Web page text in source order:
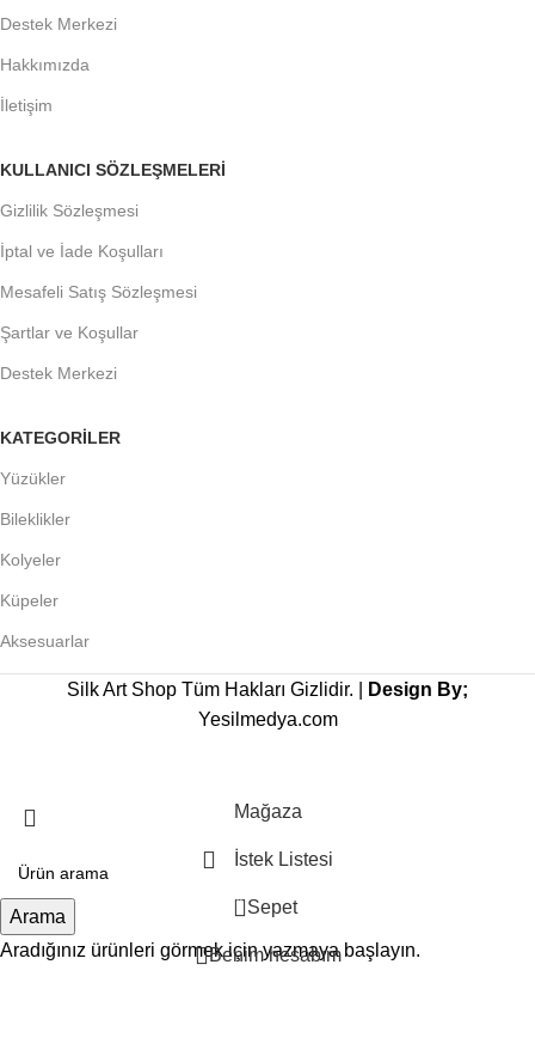
Destek Merkezi
Hakkımızda
İletişim
KULLANICI SÖZLEŞMELERİ
Gizlilik Sözleşmesi
İptal ve İade Koşulları
Mesafeli Satış Sözleşmesi
Şartlar ve Koşullar
Destek Merkezi
KATEGORİLER
Yüzükler
Bileklikler
Kolyeler
Küpeler
Aksesuarlar
Silk Art Shop Tüm Hakları Gizlidir. |
Design By;
Yesilmedya.com
Arama
Aradığınız ürünleri görmek için yazmaya başlayın.
Mağaza
İstek Listesi
0 Sepet
Benim hesabım